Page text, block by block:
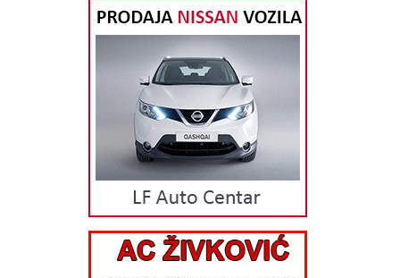
zupčasti i kanalni kaiševi, viljuške, kugle, spone, ramena, šipke letve
amortizera, manžetne, diskovi, pločice, paknovi, creva kočiona,
pumpe za vodu, pumpe za benzin, sajle ručne kočnice, sajle kvačila,
nosači motora i menjača, metlice brisača, termostati, termodavaci,
releji, razvodne kape, razvodne ruke, komutatori, lambda sonde,
kablovi svećica, automati pritiska ulja FAI Automotive Bregaste
osovine, podizači ventila, klackalice, brezoni glave, semerinzi, pumpe
za ulje, dihtunzi garniture i pojedinačno, pumpe za vodu, pumpe za
benzin, španeri zupčastog kaiša, zupčasti i kanalni kaiševi, karike,
grejači, manžetne, čepovi za vodu na bloku motora, viljuške, kugle,
spone, ramena, stabilizatori, silen blokovi SUPRA Jedan od lidera u
proizvodnji i tehničkom usavršavanju uljnih i gasnih amortizera za
prvu ugradnju i aftermarket tržište. Isporučuje za prvu ugradnju većini
glavnih proizvođača automobila DP GROUP Diskovi, pločice, paknovi,
španeri, creva kočiona, letve volana, cilindri vrata, kablovi svećica,
homokinetički zglobovi, nosači motora i menjača POWERDRIVE Ležajevi
točka, glavčine, silen blokovi, nosači motora i menjača, viljuške, kugle,
ramena, spone TRUSTING Pločice, paknovi, diskovi, cilindri kočioni
GENERAL RICAMBI Homokinetički zglobovi, poluosovine, letve volana
(mehaničke i hidraulične), servopumpe, kočione čeljusti MAPA Kvačila
komplet, lamele, korpe kvačila TANASIĆ TRGOTRANS d.o.o. je osnovan